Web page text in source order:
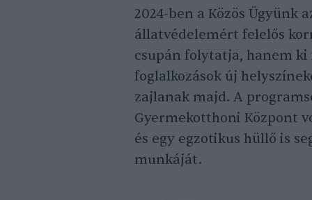
2024-ben a Közös Ügyünk
állatvédelemért felelős
csupán folytatja, hanem
foglalkozások új
zajlanak majd. A
Gyermekotthoni Központ
és egy egzotikus hüllő is
munkáját.